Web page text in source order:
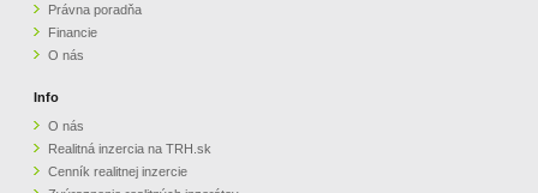
Právna poradňa
Financie
O nás
Info
O nás
Realitná inzercia na TRH.sk
Cenník realitnej inzercie